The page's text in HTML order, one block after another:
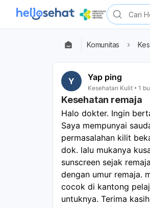
Komunitas
Y Yap ping
Kesehatan Kulit 1
Kesehatan remaja
Halo dokter. Ingin
Saya mempunyai
permasalahan kilit
dok. lalu mukanya
sunscreen sejak
dengan umur remaja.
cocok di kantong
untuknya. Terima